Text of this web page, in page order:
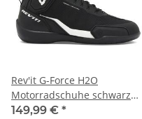
Rev'it G-Force H2O
Motorradschuhe schwarz
weiß 40
149,99 € *